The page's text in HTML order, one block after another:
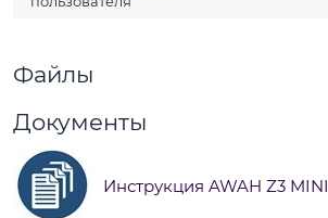
Файлы
Документы
Инструкция AWAH Z3 MINI